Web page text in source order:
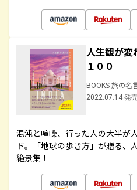
人生観が変
１００
BOOKS 旅の名
2022.07.14 発
混沌と喧噪、行った人の大半が
ド。「地球の歩き方」が贈る、
絶景集！